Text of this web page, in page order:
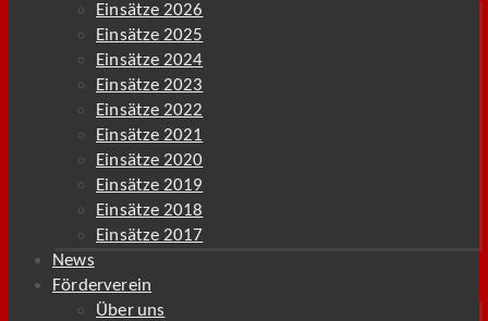
Einsätze 2026
Einsätze 2025
Einsätze 2024
Einsätze 2023
Einsätze 2022
Einsätze 2021
Einsätze 2020
Einsätze 2019
Einsätze 2018
Einsätze 2017
News
Förderverein
Über uns